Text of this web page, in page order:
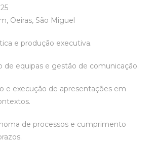
Oeiras, São Miguel
e produção executiva.
de equipas e gestão de comunicação.
e execução de apresentações em
de processos e cumprimento